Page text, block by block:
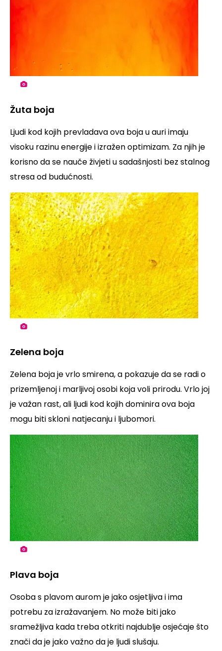
Žuta boja
Ljudi kod kojih prevladava ova boja u auri imaju
visoku razinu energije i izražen optimizam. Za njih je
korisno da se nauče živjeti u sadašnjosti bez stalnog
stresa od budućnosti.
Zelena boja
Zelena boja je vrlo smirena, a pokazuje da se radi o
prizemljenoj i marljivoj osobi koja voli prirodu. Vrlo joj
je važan rast, ali ljudi kod kojih dominira ova boja
mogu biti skloni natjecanju i ljubomori.
Plava boja
Osoba s plavom aurom je jako osjetljiva i ima
potrebu za izražavanjem. No može biti jako
sramežljiva kada treba otkriti najdublje osjećaje što
znači da je jako važno da je ljudi slušaju.